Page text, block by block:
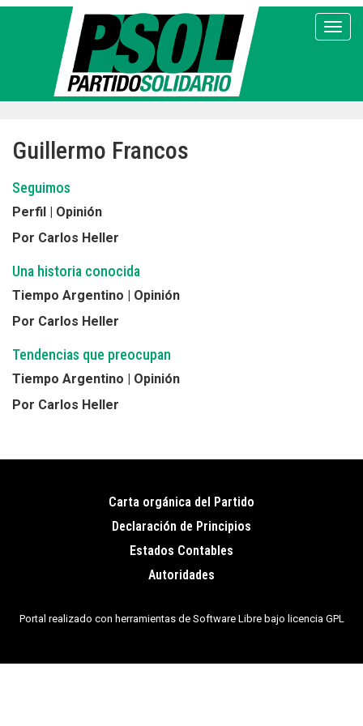
Pasar
Guillermo Francos
Seguimos
Perfil | Opinión
Por Carlos Heller
Una historia conocida
Tiempo Argentino | Opinión
Por Carlos Heller
Tendencias que preocupan
Tiempo Argentino | Opinión
Por Carlos Heller
Pie
de
página
Carta orgánica del Partido
Declaración de Principios
Estados Contables
Autoridades
Portal realizado con herramientas de Software Libre bajo licencia GPL